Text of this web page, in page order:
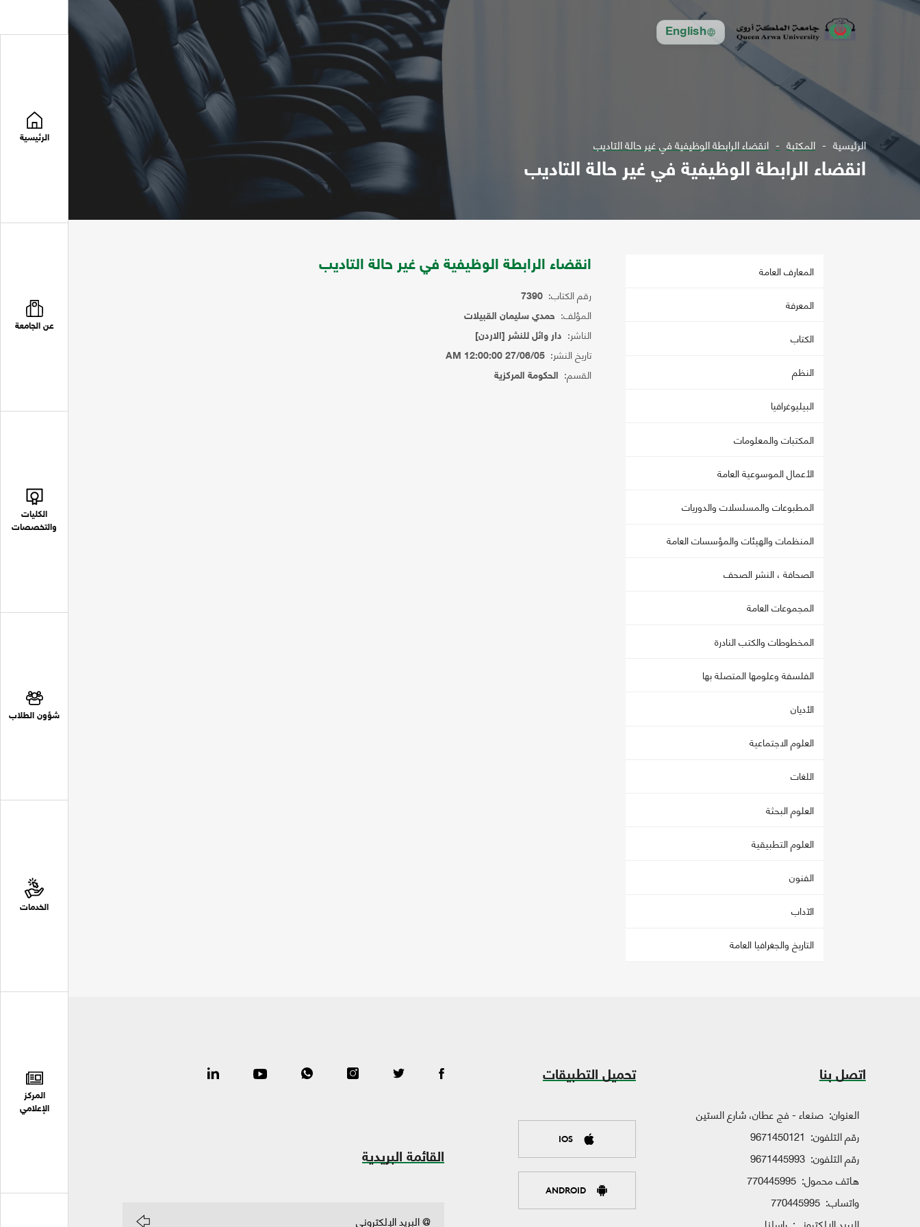
English
الرئيسية
عن الجامعة
الكليات
والتخصصات
شؤون الطلاب
الخدمات
المركز
الإعلامي
الرئيسية المكتبة انقضاء الرابطة الوظيفية في غير حالة التاديب
انقضاء الرابطة الوظيفية في غير حالة التاديب
المعارف العامة
المعرفة
الكتاب
النظم
البيليوغرافيا
المكتبات والمعلومات
الأعمال الموسوعية العامة
المطبوعات والمسلسلات والدوريات
المنظمات والهيئات والمؤسسات العامة
الصحافة ، النشر الصحف
المجموعات العامة
المخطوطات والكتب النادرة
الفلسفة وعلومها المتصلة بها
الأديان
العلوم الاجتماعية
اللغات
العلوم البحثة
العلوم التطبيقية
الفنون
الآداب
التاريخ والجغرافيا العامة
انقضاء الرابطة الوظيفية في غير حالة التاديب
رقم الكتاب: 7390
المؤلف: حمدي سليمان القبيلات
الناشر: دار وائل للنشر [الاردن]
تاريخ النشر: 27/06/05 12:00:00 AM
القسم: الحكومة المركزية
اتصل بنا
العنوان: صنعاء - فج عطان، شارع الستين
رقم التلفون: 9671450121
رقم التلفون: 9671445993
هاتف محمول: 770445995
واتساب: 770445995
تحميل التطبيقات
IOS
ANDROID
القائمة البريدية